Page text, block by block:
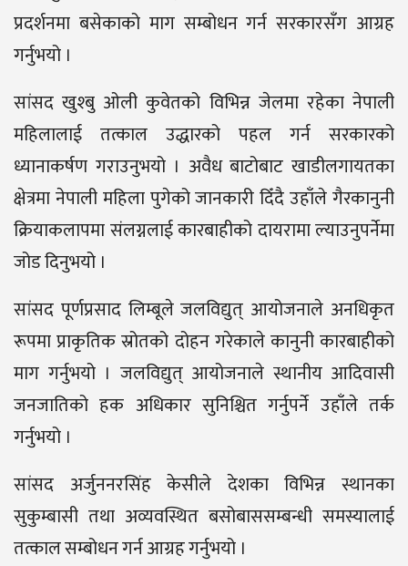
प्रदर्शनमा बसेकाको माग सम्बोधन गर्न सरकारसँग आग्रह
गर्नुभयो ।
सांसद खुश्बु ओली कुवेतको विभिन्न जेलमा रहेका नेपाली
महिलालाई तत्काल उद्धारको पहल गर्न सरकारको
ध्यानाकर्षण गराउनुभयो । अवैध बाटोबाट खाडीलगायतका
क्षेत्रमा नेपाली महिला पुगेको जानकारी दिँदै उहाँले गैरकानुनी
क्रियाकलापमा संलग्नलाई कारबाहीको दायरामा ल्याउनुपर्नेमा
जोड दिनुभयो ।
सांसद पूर्णप्रसाद लिम्बूले जलविद्युत् आयोजनाले अनधिकृत
रूपमा प्राकृतिक स्रोतको दोहन गरेकाले कानुनी कारबाहीको
माग गर्नुभयो । जलविद्युत् आयोजनाले स्थानीय आदिवासी
जनजातिको हक अधिकार सुनिश्चित गर्नुपर्ने उहाँले तर्क
गर्नुभयो ।
सांसद अर्जुननरसिंह केसीले देशका विभिन्न स्थानका
सुकुम्बासी तथा अव्यवस्थित बसोबाससम्बन्धी समस्यालाई
तत्काल सम्बोधन गर्न आग्रह गर्नुभयो ।